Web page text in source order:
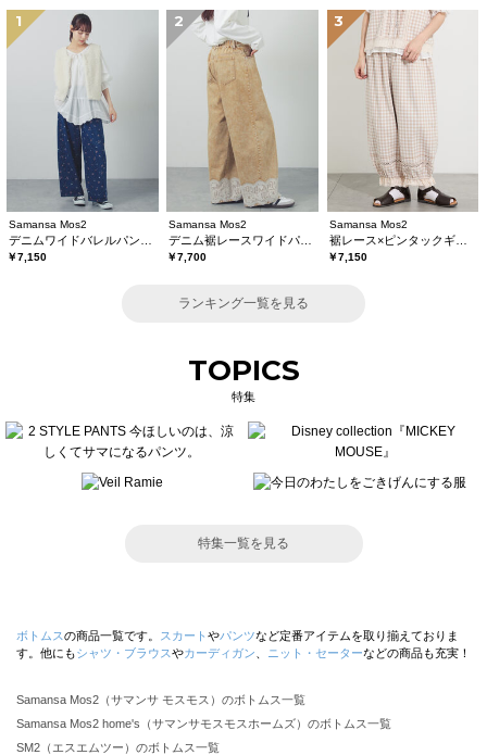
1
Samansa Mos2
￥7,150
2
Samansa Mos2
￥7,700
3
Samansa Mos2
裾レース×ピンタックギャザーパンツ《限定カラーあり》
￥7,150
ランキング一覧を見る
TOPICS
特集
特集一覧を見る
ボトムスの商品一覧です。 スカート やパンツなど定番アイテムを取り揃えておりま
す。他にもシャツ・ブラウスやカーディガン ニット・セーターなどの商品も充実！
Samansa Mos2（サマンサ モスモス）のボトムス一覧
Samansa Mos2 home's（サマンサモスモスホームズ）のボトムス一覧
SM2（エスエムツー）のボトムス一覧